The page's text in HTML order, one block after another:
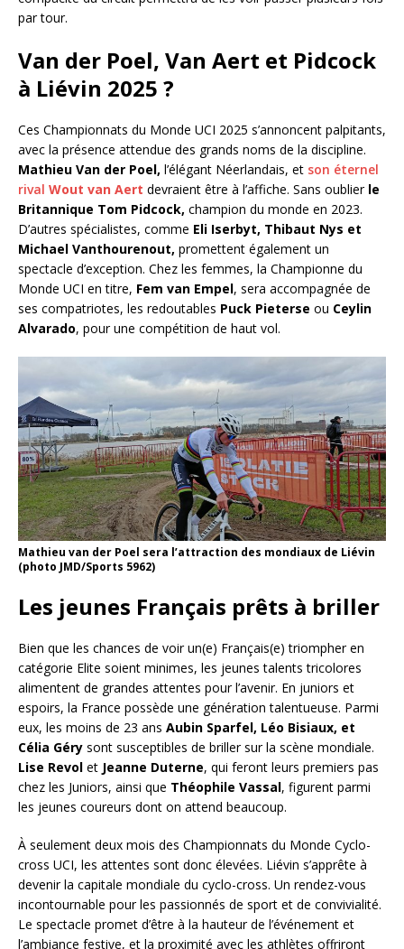
par tour.
Van der Poel, Van Aert et Pidcock
à Liévin 2025 ?
Ces Championnats du Monde UCI 2025 s’annoncent palpitants,
avec la présence attendue des grands noms de la discipline.
Mathieu Van der Poel, l’élégant Néerlandais, et son éternel
rival Wout van Aert devraient être à l’affiche. Sans oublier le
Britannique Tom Pidcock, champion du monde en 2023.
D’autres spécialistes, comme Eli Iserbyt, Thibaut Nys et
Michael Vanthourenout, promettent également un
spectacle d’exception. Chez les femmes, la Championne du
Monde UCI en titre, Fem van Empel, sera accompagnée de
ses compatriotes, les redoutables Puck Pieterse ou Ceylin
Alvarado, pour une compétition de haut vol.
Mathieu van der Poel sera l’attraction des mondiaux de Liévin
(photo JMD/Sports 5962)
Les jeunes Français prêts à briller
Bien que les chances de voir un(e) Français(e) triompher en
catégorie Elite soient minimes, les jeunes talents tricolores
alimentent de grandes attentes pour l’avenir. En juniors et
espoirs, la France possède une génération talentueuse. Parmi
eux, les moins de 23 ans Aubin Sparfel, Léo Bisiaux, et
Célia Géry sont susceptibles de briller sur la scène mondiale.
Lise Revol et Jeanne Duterne, qui feront leurs premiers pas
chez les Juniors, ainsi que Théophile Vassal, figurent parmi
les jeunes coureurs dont on attend beaucoup.
À seulement deux mois des Championnats du Monde Cyclo-
cross UCI, les attentes sont donc élevées. Liévin s’apprête à
devenir la capitale mondiale du cyclo-cross. Un rendez-vous
incontournable pour les passionnés de sport et de convivialité.
Le spectacle promet d’être à la hauteur de l’événement et
l’ambiance festive, et la proximité avec les athlètes offriront